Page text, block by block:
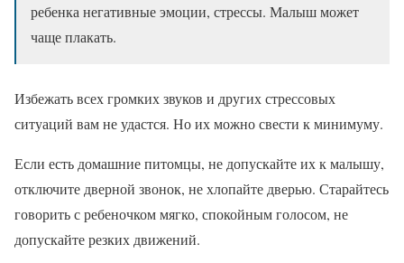
ребенка негативные эмоции, стрессы. Малыш может
чаще плакать.
Избежать всех громких звуков и других стрессовых
ситуаций вам не удастся. Но их можно свести к минимуму.
Если есть домашние питомцы, не допускайте их к малышу,
отключите дверной звонок, не хлопайте дверью. Старайтесь
говорить с ребеночком мягко, спокойным голосом, не
допускайте резких движений.